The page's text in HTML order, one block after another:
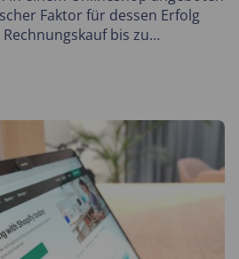
Faktor für dessen Erfolg
bis zu
Wir stellen die wichtigsten